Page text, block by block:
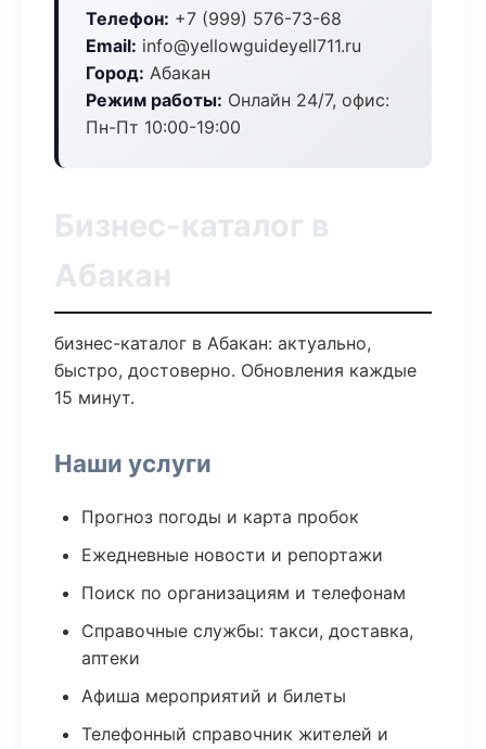
Телефон: +7 (999) 576-73-68
Email: info@yellowguideyell711.ru
Город: Абакан
Режим работы: Онлайн 24/7, офис:
Пн-Пт 10:00-19:00
Бизнес-каталог в
Абакан
бизнес-каталог в Абакан: актуально,
быстро, достоверно. Обновления каждые
15 минут.
Наши услуги
Прогноз погоды и карта пробок
Ежедневные новости и репортажи
Поиск по организациям и телефонам
Справочные службы: такси, доставка,
аптеки
Афиша мероприятий и билеты
Телефонный справочник жителей и